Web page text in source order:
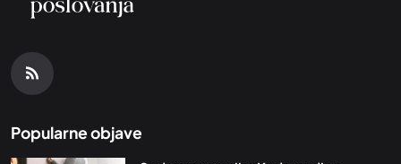
Popularne objave